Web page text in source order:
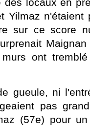
locaux en
Yilmaz n'étaient
sur ce score
ont
gueule, ni
pas
(57e) pour